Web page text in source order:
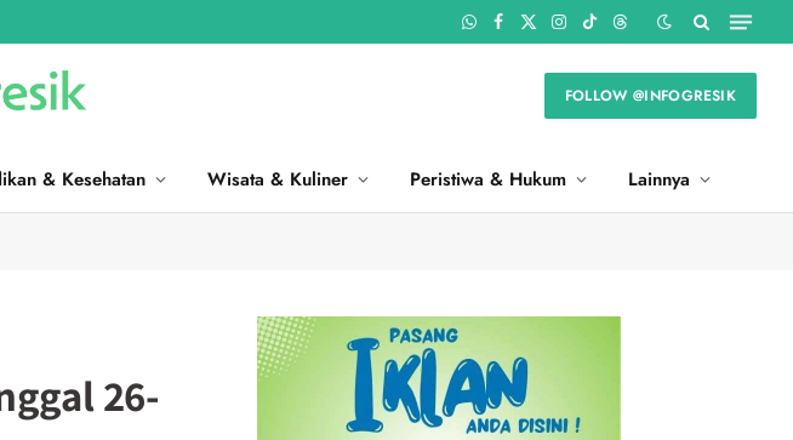
WhatsApp
Facebook
X
Instagram
TikTokThreads
FOLLOW @INFOGRESIK
& Kesehatan Wisata & Kuliner Peristiwa & Hukum Lainnya
26-